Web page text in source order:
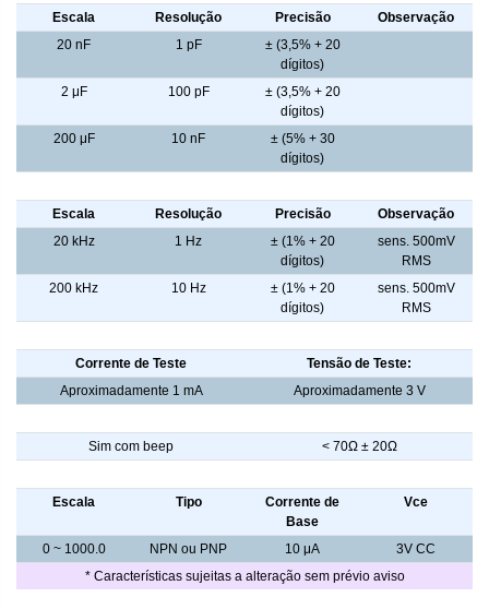
Escala
Resolução Precisão
Observação
20 nF
1 pF
± (3,5% + 20
dígitos)
2 μF
100 pF
± (3,5% + 20
dígitos)
200 μF
10 nF
± (5% + 30
dígitos)
Escala
Resolução Precisão
Observação
20 kHz
1 Hz
± (1% + 20
dígitos)
sens. 500mV
RMS
200 kHz
10 Hz
± (1% + 20
dígitos)
sens. 500mV
RMS
Corrente de Teste
Tensão de Teste:
Aproximadamente 1 mA
Aproximadamente 3 V
Sim com beep
< 70Ω ± 20Ω
Escala
Tipo
Corrente de
Base
Vce
0 ~ 1000.0 NPN ou PNP 10 μA
3V CC
* Características sujeitas a alteração sem prévio aviso